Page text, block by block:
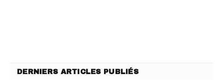
DERNIERS ARTICLES PUBLIÉS